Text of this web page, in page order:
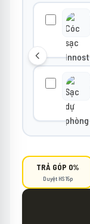
TRẢ GÓP 0%
Duyệt HS 15p